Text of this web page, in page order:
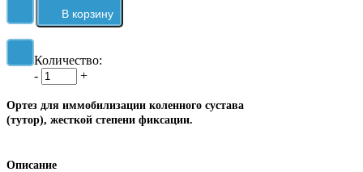
Количество:
-
+
Ортез для иммобилизации коленного сустава
(тутор), жесткой степени фиксации.
Описание